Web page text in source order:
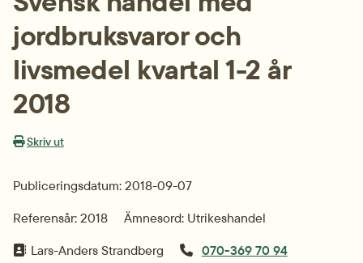
jordbruksvaror och
livsmedel kvartal 1-2 år
2018
Skriv ut
Publiceringsdatum: 2018-09-07
Referensår: 2018
Ämnesord: Utrikeshandel
Lars-Anders Strandberg
070-369 70 94